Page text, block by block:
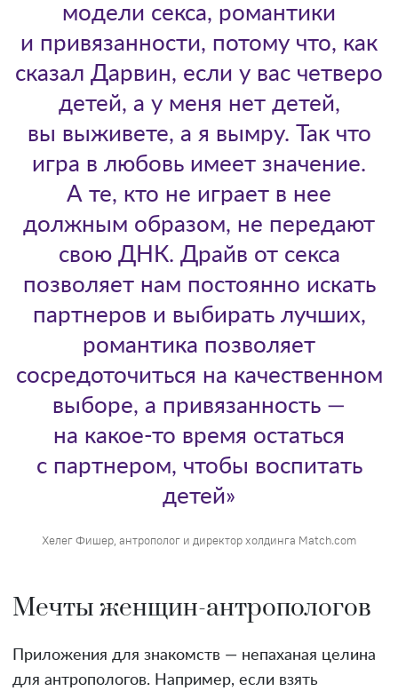
Хелег Фишер, антрополог и директор холдинга Match.com
модели секса, романтики
и привязанности, потому что, как
сказал Дарвин, если у вас четверо
детей, а у меня нет детей,
вы выживете, а я вымру. Так что
игра в любовь имеет значение.
А те, кто не играет в нее
должным образом, не передают
свою ДНК. Драйв от секса
позволяет нам постоянно искать
партнеров и выбирать лучших,
романтика позволяет
сосредоточиться на качественном
выборе, а привязанность —
на какое-то время остаться
с партнером, чтобы воспитать
детей»
Мечты женщин-антропологов
Приложения для знакомств — непаханая целина
для антропологов. Например, если взять